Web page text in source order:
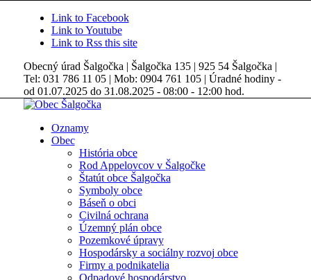
Link to Facebook
Link to Youtube
Link to Rss this site
Obecný úrad Šalgočka | Šalgočka 135 | 925 54 Šalgočka |
Tel: 031 786 11 05 | Mob: 0904 761 105 | Úradné hodiny -
od 01.07.2025 do 31.08.2025 - 08:00 - 12:00 hod.
Oznamy
Obec
História obce
Rod Appelovcov v Šalgočke
Štatút obce Šalgočka
Symboly obce
Báseň o obci
Civilná ochrana
Územný plán obce
Pozemkové úpravy
Hospodársky a sociálny rozvoj obce
Firmy a podnikatelia
Odpadové hospodárstvo